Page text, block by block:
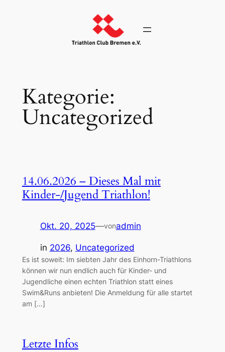
Kategorie:
Uncategorized
14.06.2026 – Dieses Mal mit
Kinder-/Jugend Triathlon!
Okt. 20, 2025—vonadmin
in 2026, Uncategorized
Es ist soweit: Im siebten Jahr des Einhorn-Triathlons
können wir nun endlich auch für Kinder- und
Jugendliche einen echten Triathlon statt eines
Swim&Runs anbieten! Die Anmeldung für alle startet
am […]
Letzte Infos